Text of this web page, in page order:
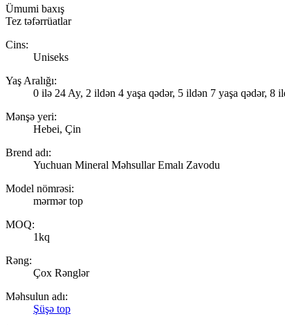
Ümumi baxış
Tez təfərrüatlar
Cins:
Uniseks
Yaş Aralığı:
0 ilə 24 Ay, 2 ildən 4 yaşa qədər, 5 ildən 7 yaşa qədər, 8
Mənşə yeri:
Hebei, Çin
Brend adı:
Yuchuan Mineral Məhsullar Emalı Zavodu
Model nömrəsi:
mərmər top
MOQ:
1kq
Rəng:
Çox Rənglər
Məhsulun adı:
Şüşə top